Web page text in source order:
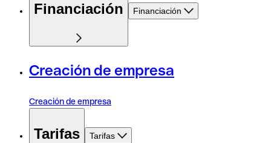
Financiación Financiación
Creación de empresa
Creación de empresa
Tarifas Tarifas